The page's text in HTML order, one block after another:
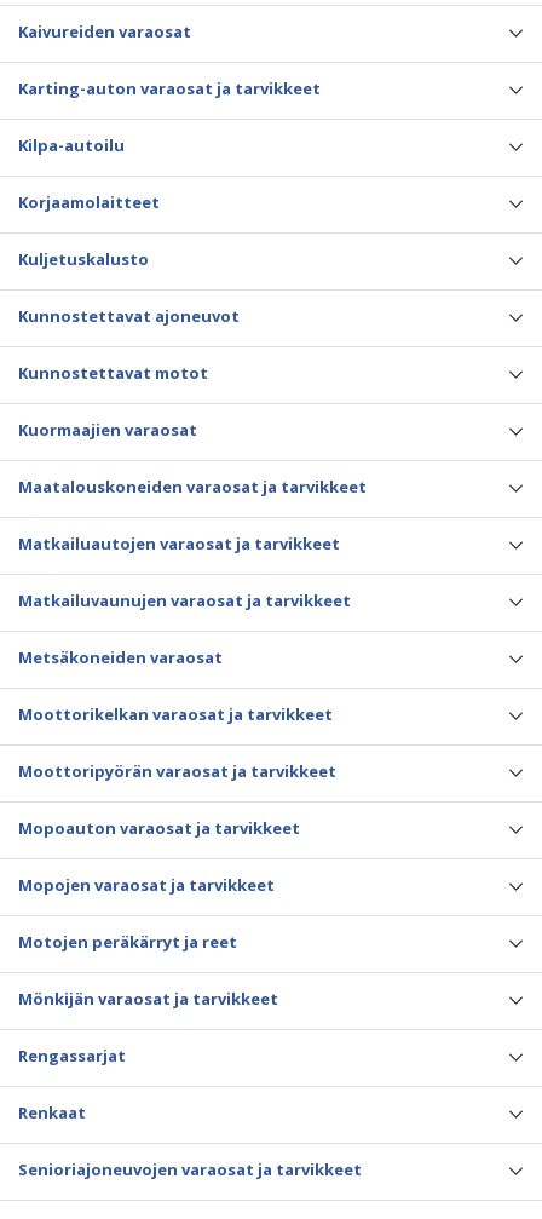
Kaivureiden varaosat
Karting-auton varaosat ja tarvikkeet
Kilpa-autoilu
Korjaamolaitteet
Kuljetuskalusto
Kunnostettavat ajoneuvot
Kunnostettavat motot
Kuormaajien varaosat
Maatalouskoneiden varaosat ja tarvikkeet
Matkailuautojen varaosat ja tarvikkeet
Matkailuvaunujen varaosat ja tarvikkeet
Metsäkoneiden varaosat
Moottorikelkan varaosat ja tarvikkeet
Moottoripyörän varaosat ja tarvikkeet
Mopoauton varaosat ja tarvikkeet
Mopojen varaosat ja tarvikkeet
Motojen peräkärryt ja reet
Mönkijän varaosat ja tarvikkeet
Rengassarjat
Renkaat
Senioriajoneuvojen varaosat ja tarvikkeet